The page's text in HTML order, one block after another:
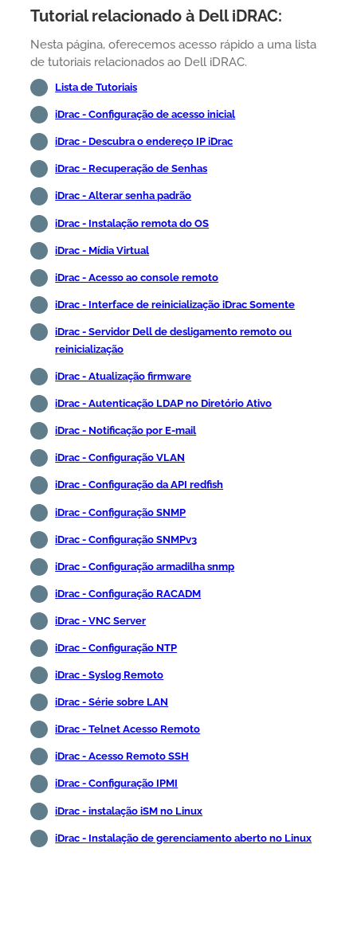
Tutorial relacionado à Dell iDRAC:
Nesta página, oferecemos acesso rápido a uma lista
de tutoriais relacionados ao Dell iDRAC.
Lista de Tutoriais
iDrac - Configuração de acesso inicial
iDrac - Descubra o endereço IP iDrac
iDrac - Recuperação de Senhas
iDrac - Alterar senha padrão
iDrac - Instalação remota do OS
iDrac - Mídia Virtual
iDrac - Acesso ao console remoto
iDrac - Interface de reinicialização iDrac Somente
iDrac - Servidor Dell de desligamento remoto ou
reinicialização
iDrac - Atualização firmware
iDrac - Autenticação LDAP no Diretório Ativo
iDrac - Notificação por E-mail
iDrac - Configuração VLAN
iDrac - Configuração da API redfish
iDrac - Configuração SNMP
iDrac - Configuração SNMPv3
iDrac - Configuração armadilha snmp
iDrac - Configuração RACADM
iDrac - VNC Server
iDrac - Configuração NTP
iDrac - Syslog Remoto
iDrac - Série sobre LAN
iDrac - Telnet Acesso Remoto
iDrac - Acesso Remoto SSH
iDrac - Configuração IPMI
iDrac - instalação iSM no Linux
iDrac - Instalação de gerenciamento aberto no Linux